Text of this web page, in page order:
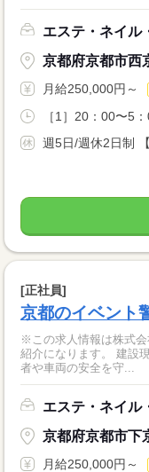
エステ・ネイル
京都府京都市西
月給250,000円～
［1］20：00〜5
週5日/週休2日制
[正社員]
京都のイベント
※この求人情報は株式
紹介になります。 建設
者や車両の安全を守...
エステ・ネイル
京都府京都市下
月給250,000円～